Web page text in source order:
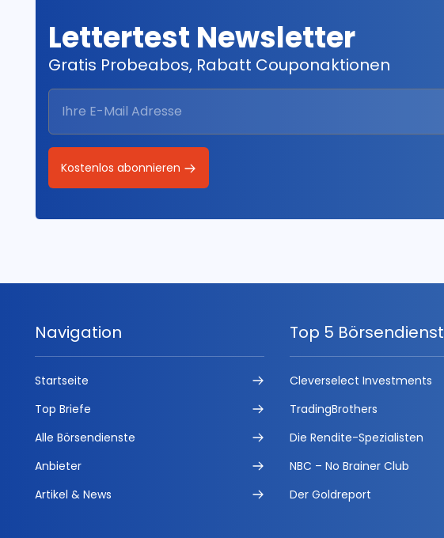
Lettertest Newsletter
Gratis Probeabos, Rabatt Couponaktionen
Kostenlos abonnieren
Navigation
Startseite
Top Briefe
Alle Börsendienste
Anbieter
Artikel & News
Top 5
Cleverselect Investments
TradingBrothers
Die Rendite-Spezialisten
NBC – No Brainer Club
Der Goldreport